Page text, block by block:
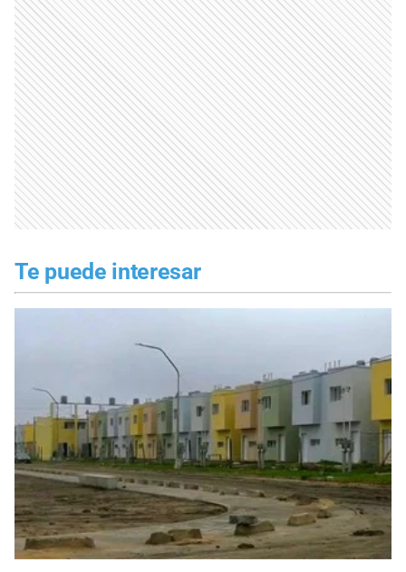
Te puede interesar